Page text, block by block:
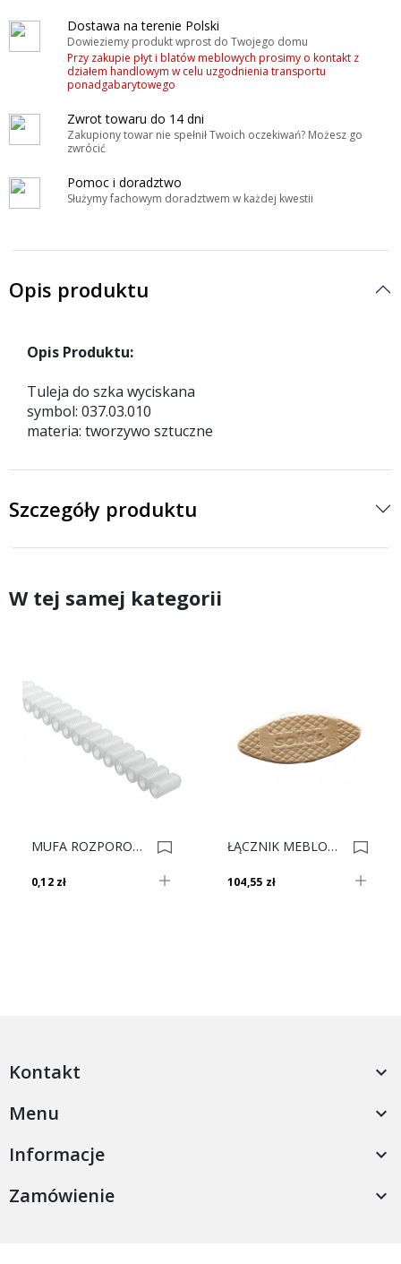
Dostawa na terenie Polski
Dowieziemy produkt wprost do Twojego domu
Przy zakupie płyt i blatów meblowych prosimy o kontakt z
działem handlowym w celu uzgodnienia transportu
ponadgabarytowego
Zwrot towaru do 14 dni
Zakupiony towar nie spełnił Twoich oczekiwań? Możesz go
zwrócić
Pomoc i doradztwo
Służymy fachowym doradztwem w każdej kwestii
Opis produktu
Opis Produktu:
Tuleja do szka wyciskana
symbol: 037.03.010
materia: tworzywo sztuczne
Szczegóły produktu
W tej samej kategorii
MUFA ROZPOROWA M5x12 042.98.051 0003090
0,12 zł
ŁĄCZNIK MEBLOWY LAMELO NR-20 Op.1000 0001410
104,55 zł
Kontakt 
Menu 
Informacje 
Zamówienie 